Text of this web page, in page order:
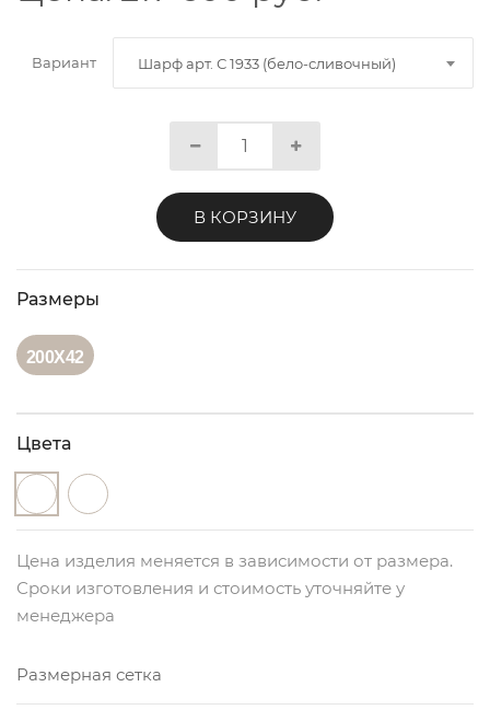
Вариант Шарф арт. С 1933 (бело-сливочный)
В КОРЗИНУ
Размеры
200Х42
Цвета
Цена изделия меняется в зависимости от размера.
Сроки изготовления и стоимость уточняйте у
менеджера
Размерная сетка